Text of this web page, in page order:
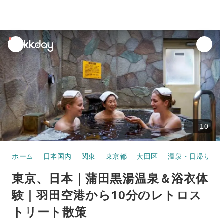
unread
notifications
10
ホーム 日本国内 関東 東京都 大田区 温泉・日帰り温
東京、日本｜蒲田黒湯温泉＆浴衣体
験｜羽田空港から10分のレトロス
トリート散策